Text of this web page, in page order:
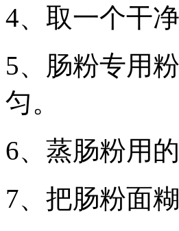
4、取一个干
5、肠粉专用
匀。
6、蒸肠粉用
7、把肠粉面